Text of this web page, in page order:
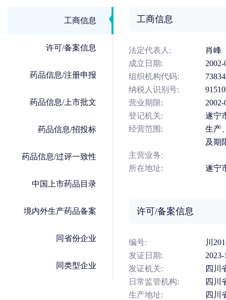
工商信息
许可/备案信息
药品信息/注册申报
药品信息/上市批文
药品信息/招投标
药品信息/过评一致性
中国上市药品目录
境内外生产药品备案
同省份企业
同类型企业
工商信息
法定代表人:
肖峰
成立日期:
2002-
组织机构代码:
纳税人识别号:
营业期限:
登记机关:
遂宁
经营范围:
生产
及期
主营业务:
所在地址:
遂宁
许可/备案信息
编号:
川
发证日期:
2023-
发证机关:
四川
日常监管机构:
四川
生产地址:
四川